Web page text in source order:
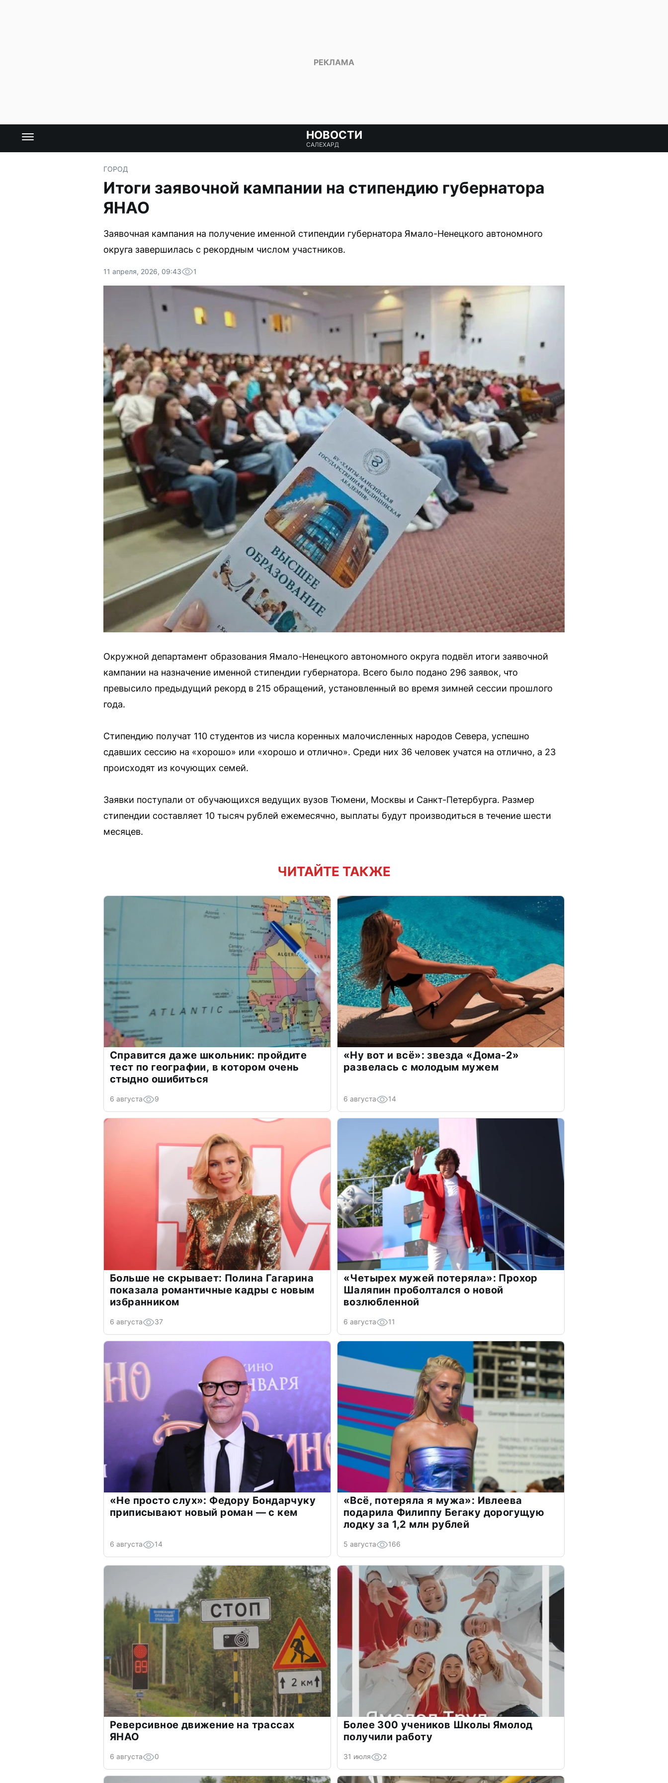
НОВОСТИ
САЛЕХАРД
ГОРОД
Итоги заявочной кампании на стипендию губернатора
ЯНАО
Заявочная кампания на получение именной стипендии губернатора Ямало-Ненецкого автономного
округа завершилась с рекордным числом участников.
11 апреля, 2026, 09:43 1
Окружной департамент образования Ямало-Ненецкого автономного округа подвёл итоги заявочной
кампании на назначение именной стипендии губернатора. Всего было подано 296 заявок, что
превысило предыдущий рекорд в 215 обращений, установленный во время зимней сессии прошлого
года.
Стипендию получат 110 студентов из числа коренных малочисленных народов Севера, успешно
сдавших сессию на «хорошо» или «хорошо и отлично». Среди них 36 человек учатся на отлично, а 23
происходят из кочующих семей.
Заявки поступали от обучающихся ведущих вузов Тюмени, Москвы и Санкт-Петербурга. Размер
стипендии составляет 10 тысяч рублей ежемесячно, выплаты будут производиться в течение шести
месяцев.
ЧИТАЙТЕ ТАКЖЕ
Справится даже школьник: пройдите
тест по географии, в котором очень
стыдно ошибиться
6 августа 9
«Ну вот и всё»: звезда «Дома-2»
развелась с молодым мужем
6 августа 14
Больше не скрывает: Полина Гагарина
показала романтичные кадры с новым
избранником
6 августа 37
«Четырех мужей потеряла»: Прохор
Шаляпин проболтался о новой
возлюбленной
6 августа 11
«Не просто слух»: Федору Бондарчуку
приписывают новый роман — с кем
6 августа 14
«Всё, потеряла я мужа»: Ивлеева
подарила Филиппу Бегаку дорогущую
лодку за 1,2 млн рублей
5 августа 166
Реверсивное движение на трассах
ЯНАО
6 августа 0
Более 300 учеников Школы Ямолод
получили работу
31 июля 2